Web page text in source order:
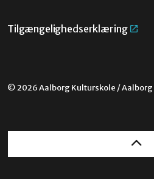
Tilgængelighedserklæring
© 2026 Aalborg Kulturskole /